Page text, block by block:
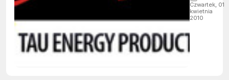
Czwartek, 01
kwietnia
2010